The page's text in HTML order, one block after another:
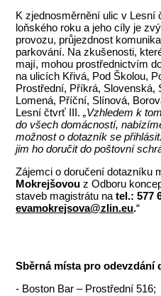
K zjednosměrnění ulic v Lesní
loňského roku a jeho cíly je
provozu, průjezdnost
parkování. Na zkušenosti,
mají, mohou prostřednictvím
na ulicích Křivá, Pod Školou,
Prostřední, Příkrá, Slovenská,
Lomená, Příční, Slínová,
Lesní čtvrť III.„Vzhledem k
do všech domácností,
možnost o dotazník se
jim ho doručit do poštovní
Zájemci o doručení dotazníku
Mokrejšovou z Odboru
staveb magistrátu natel.: 577
evamokrejsova@zlin.eu.“
Sběrná místa pro odevzdání
- Boston Bar – Prostřední 516;